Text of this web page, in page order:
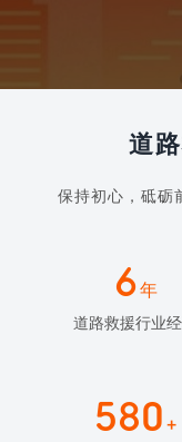
道
保持初心，砥砺
6年
道路救援行业
580 +